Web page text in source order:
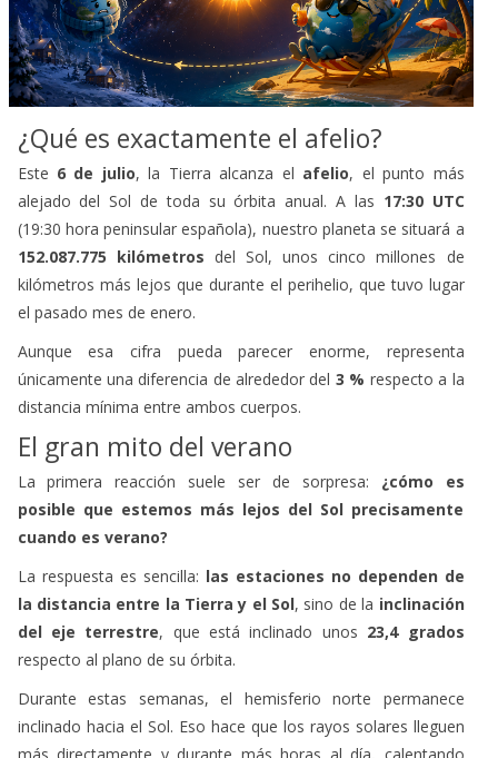
¿Qué es exactamente el afelio?
Este 6 de julio, la Tierra alcanza el afelio, el punto más
alejado del Sol de toda su órbita anual. A las 17:30 UTC
(19:30 hora peninsular española), nuestro planeta se situará a
152.087.775 kilómetros del Sol, unos cinco millones de
kilómetros más lejos que durante el perihelio, que tuvo lugar
el pasado mes de enero.
Aunque esa cifra pueda parecer enorme, representa
únicamente una diferencia de alrededor del 3 % respecto a la
distancia mínima entre ambos cuerpos.
El gran mito del verano
La primera reacción suele ser de sorpresa: ¿cómo es
posible que estemos más lejos del Sol precisamente
cuando es verano?
La respuesta es sencilla: las estaciones no dependen de
la distancia entre la Tierra y el Sol, sino de la inclinación
del eje terrestre, que está inclinado unos 23,4 grados
respecto al plano de su órbita.
Durante estas semanas, el hemisferio norte permanece
inclinado hacia el Sol. Eso hace que los rayos solares lleguen
más directamente y durante más horas al día, calentando